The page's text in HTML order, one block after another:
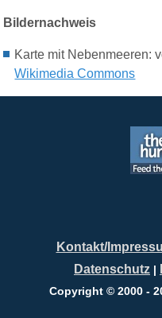
Bildernachweis
Karte mit Nebenmeeren:
Wikimedia Commons
Kontakt/
Datenschutz |
Copyright © 2000 -